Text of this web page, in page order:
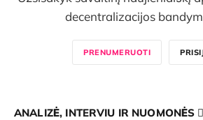
decentralizacijos
PRENUMERUOTI
ANALIZĖ, INTERVIU IR NUOMONĖS